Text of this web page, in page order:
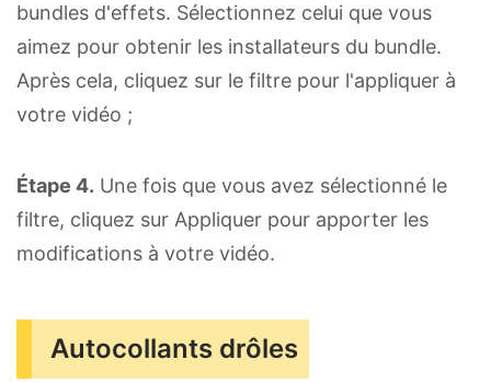
bundles d'effets. Sélectionnez celui que vous
aimez pour obtenir les installateurs du bundle.
Après cela, cliquez sur le filtre pour l'appliquer à
votre vidéo ;
Étape 4. Une fois que vous avez sélectionné le
filtre, cliquez sur Appliquer pour apporter les
modifications à votre vidéo.
Autocollants drôles